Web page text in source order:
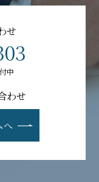
せ
中
わせ
へ